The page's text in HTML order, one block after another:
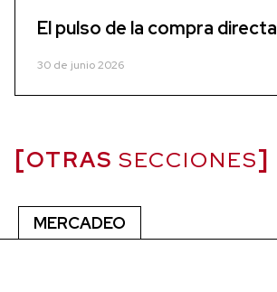
El pulso de la compra directa
30 de junio 2026
OTRAS SECCIONES
MERCADEO